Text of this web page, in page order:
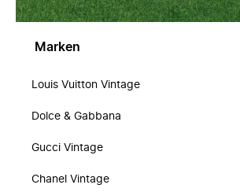
Marken
Louis Vuitton Vintage
Dolce & Gabbana
Gucci Vintage
Chanel Vintage